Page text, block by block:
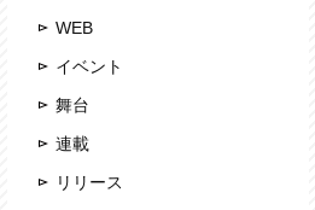
WEB
イベント
舞台
連載
リリース